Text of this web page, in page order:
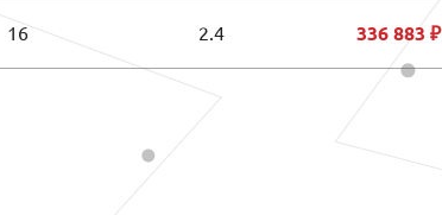
16 2.4 336 883 ₽